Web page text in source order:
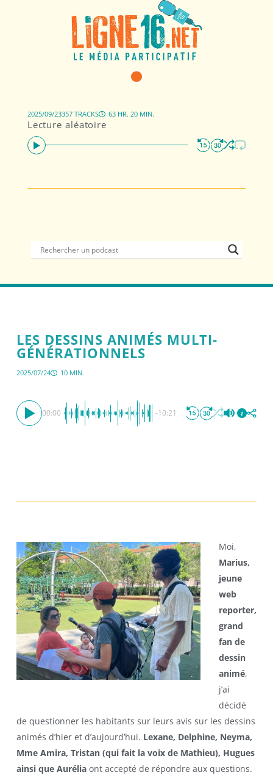
Lecture aléatoire
2025/09/23357 TRACKS 63 HR. 20 MIN.
LES DESSINS ANIMÉS MULTI-
GÉNÉRATIONNELS
2025/07/24 10 MIN.
00:00 -10:21
Moi,
Marius,
jeune
web
reporter,
grand
fan de
dessin
animé,
j’ai
décidé
de questionner les habitants sur leurs avis sur les dessins
animés d’hier et d’aujourd’hui. Lexane, Delphine, Neyma,
Mme Amira, Tristan (qui fait la voix de Mathieu), Hugues
ainsi que Auréliaont accepté de répondre aux questions.